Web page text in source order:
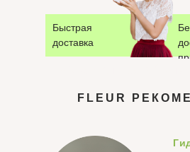
Быстрая
доставка
FLEUR